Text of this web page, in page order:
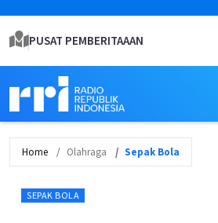
PUSAT PEMBERITAAAN
Home Olahraga Sepak Bola
SEPAK BOLA